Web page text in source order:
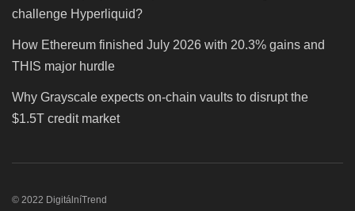
challenge Hyperliquid?
How Ethereum finished July 2026 with 20.3% gains and
THIS major hurdle
Why Grayscale expects on-chain vaults to disrupt the
$1.5T credit market
© 2022 DigitálníTrend